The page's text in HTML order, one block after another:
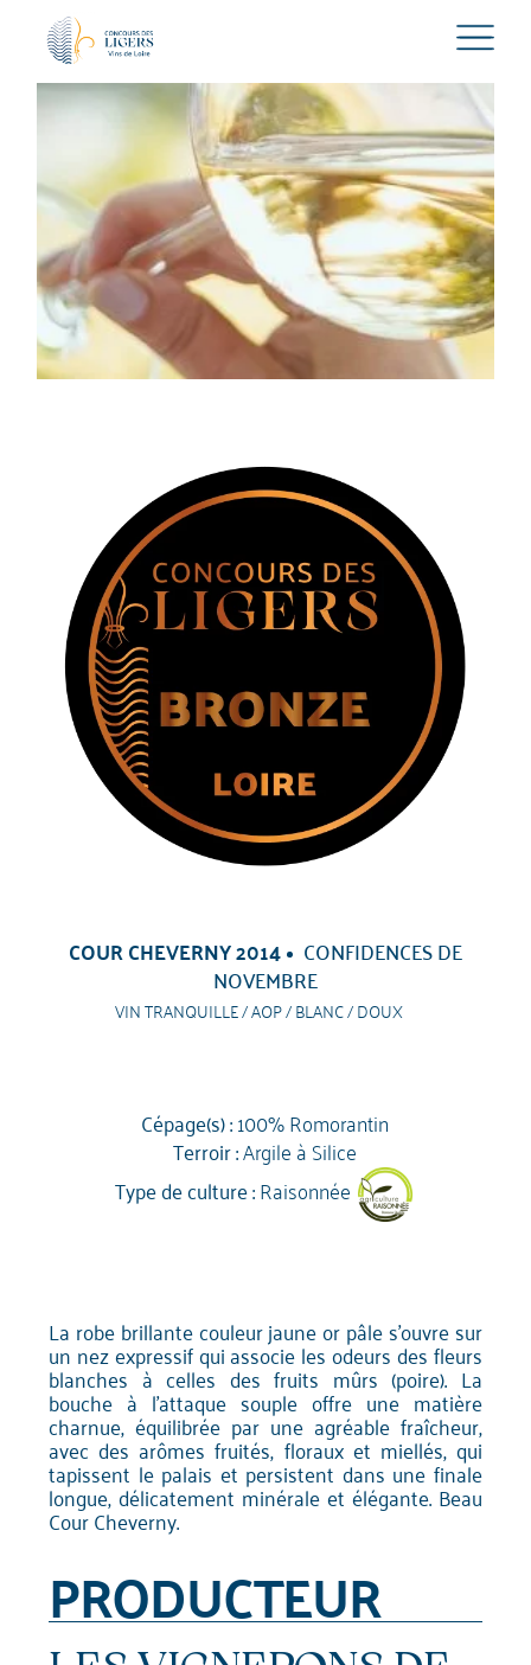
COUR CHEVERNY 2014 CONFIDENCES DE
NOVEMBRE
VIN TRANQUILLE / AOP / BLANC / DOUX
Cépage(s) :100% Romorantin
Terroir :Argile à Silice
Type de culture :Raisonnée
La robe brillante couleur jaune or pâle s'ouvre sur
un nez expressif qui associe les odeurs des fleurs
blanches à celles des fruits mûrs (poire). La
bouche à l'attaque souple offre une matière
charnue, équilibrée par une agréable fraîcheur,
avec des arômes fruités, floraux et miellés, qui
tapissent le palais et persistent dans une finale
longue, délicatement minérale et élégante. Beau
Cour Cheverny.
PRODUCTEUR